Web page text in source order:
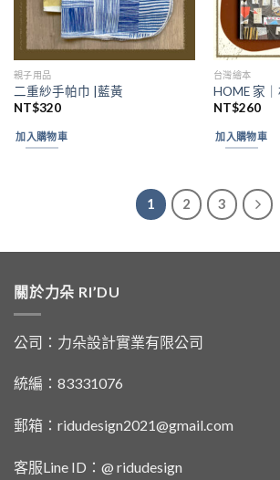
親子用品
二重紗手帕巾 |藍黃
NT$320
加入購物車
台灣繪本
HOME 家
NT$260
加入購物車
1 2 3
關於力朵 RI’DU
公司：力朵設計實業有限公司
統編：83331076
郵箱：ridudesign2021@gmail.com
客服Line ID：@ ridudesign